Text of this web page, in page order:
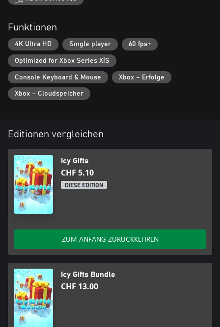
Funktionen
4K Ultra HD Single player 60 fps+
Optimized for Xbox Series X|S
Console Keyboard & Mouse Xbox – Erfolge
Xbox – Cloudspeicher
Editionen vergleichen
Icy Gifts
CHF 5.10
DIESE EDITION
ZUM ANFANG ZURÜCKKEHREN
Icy Gifts Bundle
CHF 13.00